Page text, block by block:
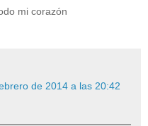
mi corazón
de 2014 a las 20:42